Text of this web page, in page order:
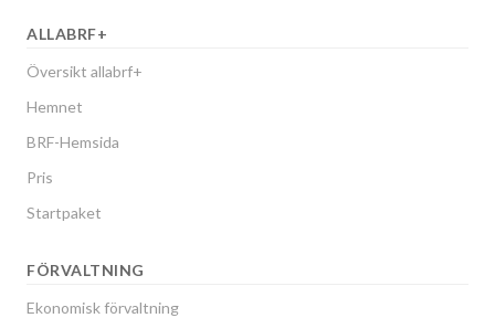
ALLABRF+
Översikt allabrf+
Hemnet
BRF-Hemsida
Pris
Startpaket
FÖRVALTNING
Ekonomisk förvaltning